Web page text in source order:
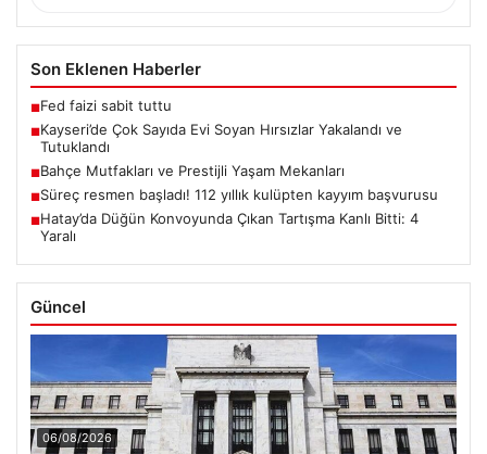
Son Eklenen Haberler
■Fed faizi sabit tuttu
■Kayseri’de Çok Sayıda Evi Soyan Hırsızlar Yakalandı ve
Tutuklandı
■Bahçe Mutfakları ve Prestijli Yaşam Mekanları
■Süreç resmen başladı! 112 yıllık kulüpten kayyım başvurusu
■Hatay’da Düğün Konvoyunda Çıkan Tartışma Kanlı Bitti: 4
Yaralı
Güncel
06/08/2026